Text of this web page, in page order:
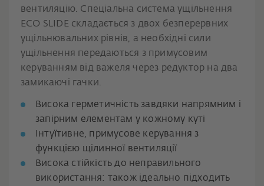
вентиляцію. Спеціальна система ущільнення
ECO SLIDE складається з двох безперервних
ущільнювальних рівнів, а необхідні сили
ущільнення передаються з примусовим
керуванням від важеля через редуктор на два
замикаючі гачки.
Висока герметичність завдяки напрямним і
запірним елементам у кожному куті
Інтуїтивне, примусове керування з
функцією щілинної вентиляції
Висока стійкість до неправильного
використання: також ідеально підходить